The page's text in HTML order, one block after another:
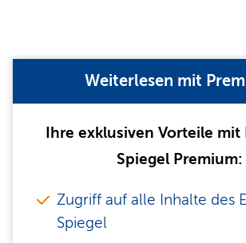
Weiterlesen mit
Ihre exklusiven Vorteile mit
Spiegel Premium:
Zugriff auf alle Inhalte des
Spiegel